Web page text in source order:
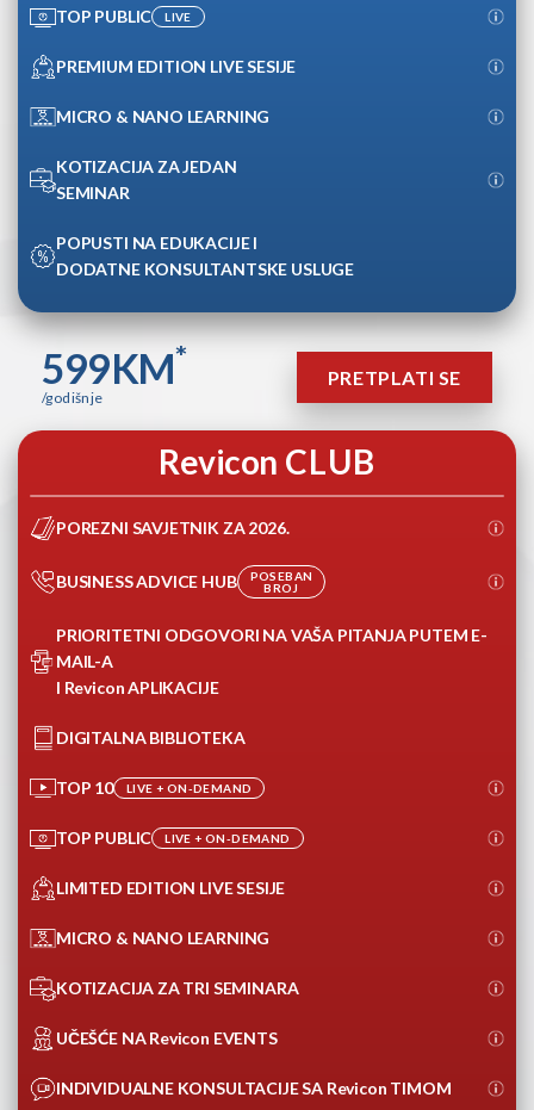
TOP PUBLIC LIVE
PREMIUM EDITION LIVE SESIJE
MICRO & NANO LEARNING
KOTIZACIJA ZA JEDAN
SEMINAR
POPUSTI NA EDUKACIJE I
DODATNE KONSULTANTSKE USLUGE
599KM*
/godišnje
PRETPLATI SE
Revicon CLUB
POREZNI SAVJETNIK ZA 2026.
BUSINESS ADVICE HUB
POSEBAN
BROJ
PRIORITETNI ODGOVORI NA VAŠA PITANJA PUTEM E-
MAIL-A
I Revicon APLIKACIJE
DIGITALNA BIBLIOTEKA
TOP 10 LIVE + ON-DEMAND
TOP PUBLIC LIVE + ON-DEMAND
LIMITED EDITION LIVE SESIJE
MICRO & NANO LEARNING
KOTIZACIJA ZA TRI SEMINARA
UČEŠĆE NA Revicon EVENTS
INDIVIDUALNE KONSULTACIJE SA Revicon TIMOM